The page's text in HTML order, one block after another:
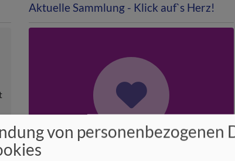
Aktuelle Sammlung - Klick auf`s Herz!
von personenbezogenen